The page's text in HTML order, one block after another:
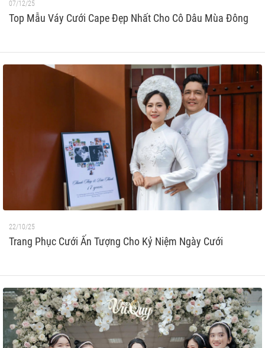
07/12/25
Top Mẫu Váy Cưới Cape Đẹp Nhất Cho Cô Dâu Mùa Đông
22/10/25
Trang Phục Cưới Ấn Tượng Cho Kỷ Niệm Ngày Cưới